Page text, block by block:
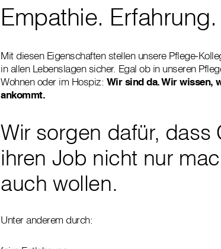
Empathie.
Mit diesen Eigenschaften stellen unsere Pflege-
in allen Lebenslagen sicher. Egal ob in unseren
Wohnen oder im Hospiz: Wir sind da. Wir wissen,
ankommt.
Wir sorgen dafür, dass
ihren Job nicht nur
auch wollen.
Unter anderem durch: